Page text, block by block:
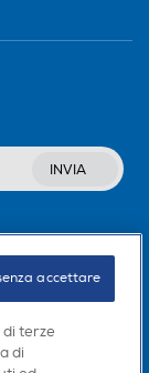
INVIA
di terze
di
accettare